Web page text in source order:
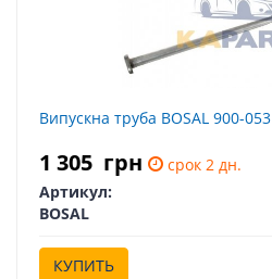
Випускна труба BOSAL 900-053
1 305 грн
срок 2 дн.
Артикул:
BOSAL
КУПИТЬ